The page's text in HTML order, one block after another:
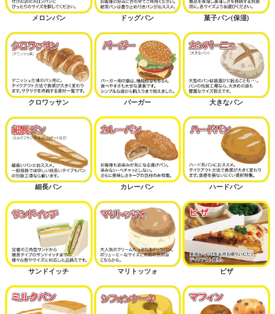
メロンパン ドッグパン 菓子パン(保湿)
クロワッサン バーガー 大きなパン
細長パン カレーパン ハードパン
サンドイッチ マリトッツォ ピザ